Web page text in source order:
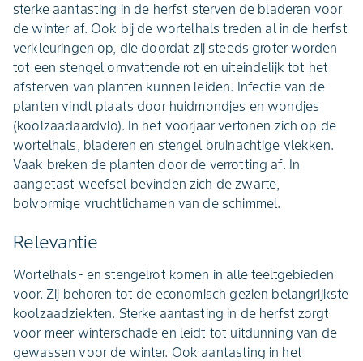
sterke aantasting in de herfst sterven de bladeren voor
de winter af. Ook bij de wortelhals treden al in de herfst
verkleuringen op, die doordat zij steeds groter worden
tot een stengel omvattende rot en uiteindelijk tot het
afsterven van planten kunnen leiden. Infectie van de
planten vindt plaats door huidmondjes en wondjes
(koolzaadaardvlo). In het voorjaar vertonen zich op de
wortelhals, bladeren en stengel bruinachtige vlekken.
Vaak breken de planten door de verrotting af. In
aangetast weefsel bevinden zich de zwarte,
bolvormige vruchtlichamen van de schimmel.
Relevantie
Wortelhals- en stengelrot komen in alle teeltgebieden
voor. Zij behoren tot de economisch gezien belangrijkste
koolzaadziekten. Sterke aantasting in de herfst zorgt
voor meer winterschade en leidt tot uitdunning van de
gewassen voor de winter. Ook aantasting in het